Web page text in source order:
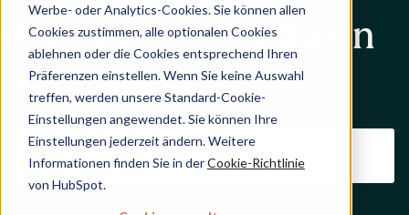
Werbe- oder Analytics-Cookies. Sie können allen
Cookies zustimmen, alle optionalen Cookies
ablehnen oder die Cookies entsprechend Ihren
Präferenzen einstellen. Wenn Sie keine Auswahl
treffen, werden unsere Standard-Cookie-
Einstellungen angewendet. Sie können Ihre
Einstellungen jederzeit ändern. Weitere
Informationen finden Sie in derCookie-Richtlinie
von HubSpot.
Wie können wir Ihnen
helfen?